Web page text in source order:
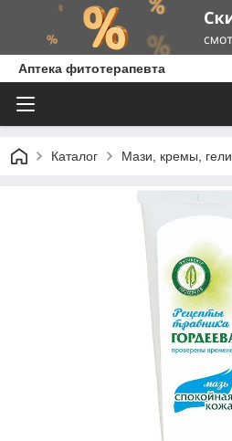
Аптека фитотерапевта
Каталог Мази, кремы, гели